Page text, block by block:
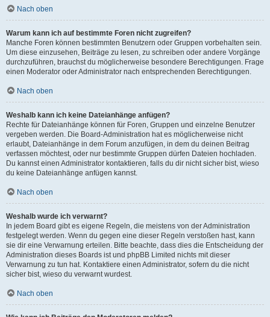
Nach oben
Warum kann ich auf bestimmte Foren nicht zugreifen?
Manche Foren können bestimmten Benutzern oder Gruppen vorbehalten sein.
Um diese einzusehen, Beiträge zu lesen, zu schreiben oder andere Vorgänge
durchzuführen, brauchst du möglicherweise besondere Berechtigungen. Frage
einen Moderator oder Administrator nach entsprechenden Berechtigungen.
Nach oben
Weshalb kann ich keine Dateianhänge anfügen?
Rechte für Dateianhänge können für Foren, Gruppen und einzelne Benutzer
vergeben werden. Die Board-Administration hat es möglicherweise nicht
erlaubt, Dateianhänge in dem Forum anzufügen, in dem du deinen Beitrag
verfassen möchtest, oder nur bestimmte Gruppen dürfen Dateien hochladen.
Du kannst einen Administrator kontaktieren, falls du dir nicht sicher bist, wieso
du keine Dateianhänge anfügen kannst.
Nach oben
Weshalb wurde ich verwarnt?
In jedem Board gibt es eigene Regeln, die meistens von der Administration
festgelegt werden. Wenn du gegen eine dieser Regeln verstoßen hast, kann
sie dir eine Verwarnung erteilen. Bitte beachte, dass dies die Entscheidung der
Administration dieses Boards ist und phpBB Limited nichts mit dieser
Verwarnung zu tun hat. Kontaktiere einen Administrator, sofern du die nicht
sicher bist, wieso du verwarnt wurdest.
Nach oben